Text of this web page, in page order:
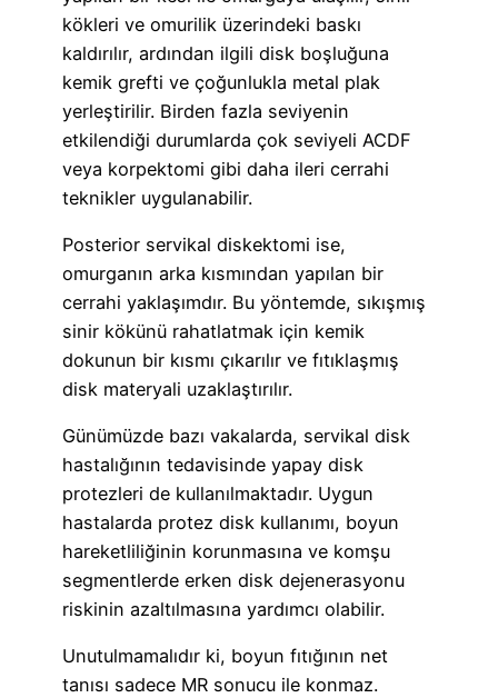
kökleri ve omurilik üzerindeki baskı
kaldırılır, ardından ilgili disk boşluğuna
kemik grefti ve çoğunlukla metal plak
yerleştirilir. Birden fazla seviyenin
etkilendiği durumlarda çok seviyeli ACDF
veya korpektomi gibi daha ileri cerrahi
teknikler uygulanabilir.
Posterior servikal diskektomi ise,
omurganın arka kısmından yapılan bir
cerrahi yaklaşımdır. Bu yöntemde, sıkışmış
sinir kökünü rahatlatmak için kemik
dokunun bir kısmı çıkarılır ve fıtıklaşmış
disk materyali uzaklaştırılır.
Günümüzde bazı vakalarda, servikal disk
hastalığının tedavisinde yapay disk
protezleri de kullanılmaktadır. Uygun
hastalarda protez disk kullanımı, boyun
hareketliliğinin korunmasına ve komşu
segmentlerde erken disk dejenerasyonu
riskinin azaltılmasına yardımcı olabilir.
Unutulmamalıdır ki, boyun fıtığının net
tanısı sadece MR sonucu ile konmaz.